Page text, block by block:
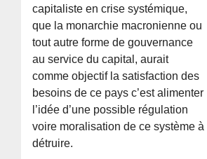
capitaliste en crise systémique,
que la monarchie macronienne ou
tout autre forme de gouvernance
au service du capital, aurait
comme objectif la satisfaction des
besoins de ce pays c’est alimenter
l’idée d’une possible régulation
voire moralisation de ce système à
détruire.